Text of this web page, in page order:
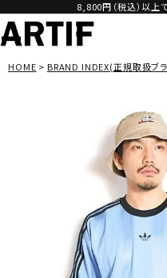
8,800円（税込）以上
HOME BRAND INDEX(正規取扱ブ